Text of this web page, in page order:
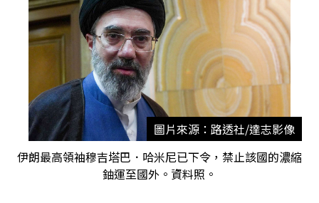
圖片來源：路透社/達志影像
伊朗最高領袖穆吉塔巴．哈米尼已下令，禁止該國的濃縮
鈾運至國外。資料照。